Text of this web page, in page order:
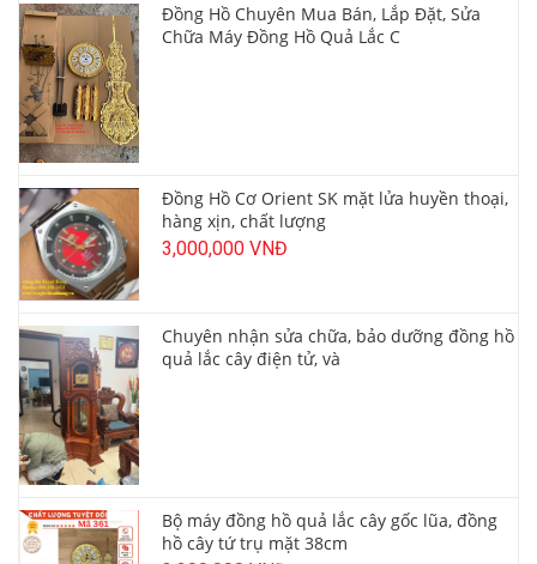
Đồng Hồ Chuyên Mua Bán, Lắp Đặt, Sửa
Chữa Máy Đồng Hồ Quả Lắc C
Đồng Hồ Cơ Orient SK mặt lửa huyền thoại,
hàng xịn, chất lượng
3,000,000 VNĐ
Chuyên nhận sửa chữa, bảo dưỡng đồng hồ
quả lắc cây điện tử, và
Bộ máy đồng hồ quả lắc cây gốc lũa, đồng
hồ cây tứ trụ mặt 38cm